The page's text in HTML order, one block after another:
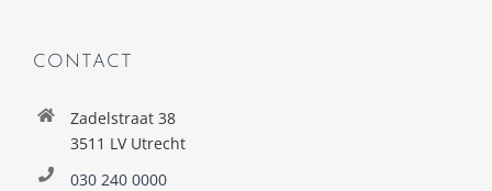
CONTACT
Zadelstraat 38
3511 LV Utrecht
030 240 0000